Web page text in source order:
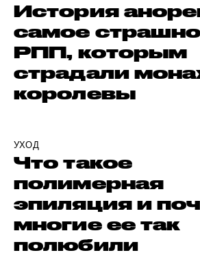
История
самое
РПП, которым
страдали
королевы
УХОД
Что такое
полимерная
эпиляция и
многие ее так
полюбили